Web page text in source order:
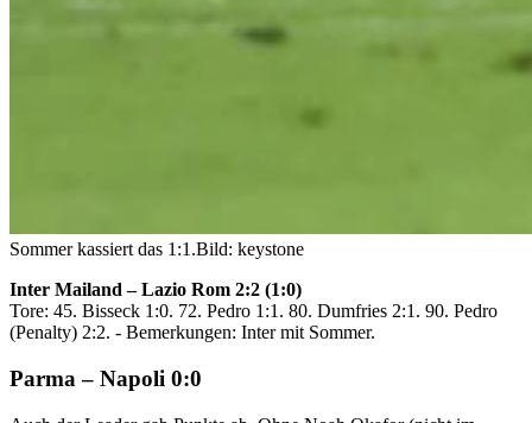
Sommer kassiert das 1:1.Bild: keystone
Inter Mailand – Lazio Rom 2:2 (1:0)
Tore: 45. Bisseck 1:0. 72. Pedro 1:1. 80. Dumfries 2:1. 90. Pedro
(Penalty) 2:2. - Bemerkungen: Inter mit Sommer.
Parma – Napoli 0:0